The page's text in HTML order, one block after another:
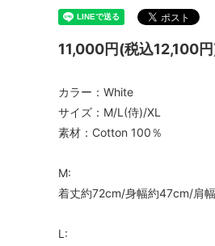
11,000円(税込12,100
カラー：White
サイズ：M/L(侍)/XL
素材：Cotton 100％
M:
着丈約72cm/身幅約47cm/肩
L: